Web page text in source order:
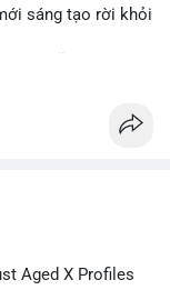
sáng tạo rời khỏi
#blockchain
Aged X Profiles